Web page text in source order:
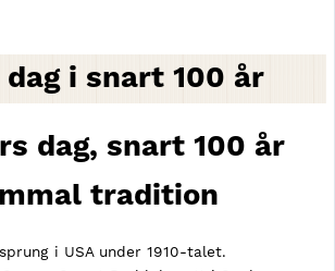
i snart 100 år
dag, snart 100 år
tradition
i USA under 1910-talet.